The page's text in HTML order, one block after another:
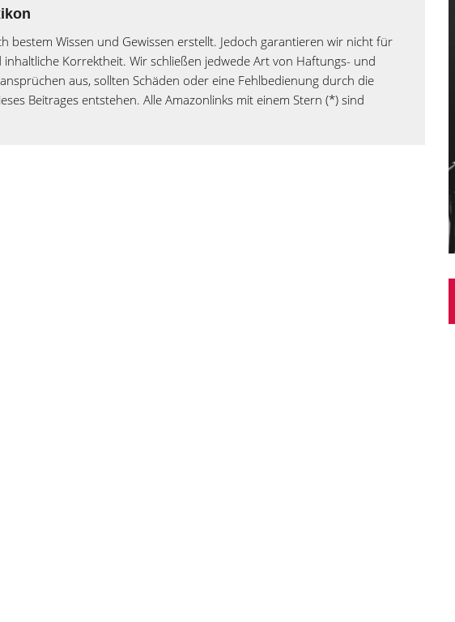
bestem Wissen und Gewissen erstellt. Jedoch garantieren wir nicht für
inhaltliche Korrektheit. Wir schließen jedwede Art von Haftungs- und
aus, sollten Schäden oder eine Fehlbedienung durch die
Beitrages entstehen. Alle Amazonlinks mit einem Stern (*) sind